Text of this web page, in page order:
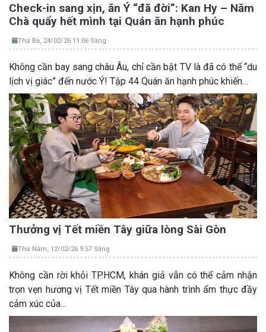
Check-in sang xịn, ăn Ý “đã đời”: Kan Hy – Năm
Chà quẩy hết mình tại Quán ăn hạnh phúc
Thứ Ba, 24/02/26 11:06 Sáng
Không cần bay sang châu Âu, chỉ cần bật TV là đã có thể “du
lịch vị giác” đến nước Ý! Tập 44 Quán ăn hạnh phúc khiến…
Thưởng vị Tết miền Tây giữa lòng Sài Gòn
Thứ Năm, 12/02/26 9:57 Sáng
Không cần rời khỏi TP.HCM, khán giả vẫn có thể cảm nhận
trọn vẹn hương vị Tết miền Tây qua hành trình ẩm thực đầy
cảm xúc của…